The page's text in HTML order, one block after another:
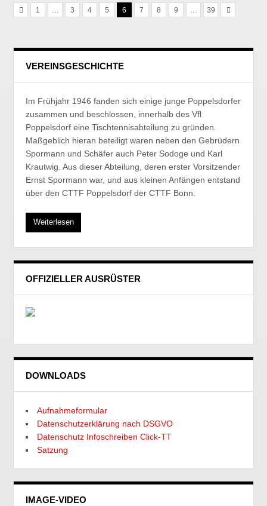
1 … 3 4 5 6 7 8 9 … 39
VEREINSGESCHICHTE
Im Frühjahr 1946 fanden sich einige junge Poppelsdorfer
zusammen und beschlossen, innerhalb des Vfl
Poppelsdorf eine Tischtennisabteilung zu gründen.
Maßgeblich hieran beteiligt waren neben den Gebrüdern
Spormann und Schäfer auch Peter Sodoge und Karl
Krautwig. Aus dieser Abteilung, deren erster Vorsitzender
Ernst Spormann war, und aus kleinen Anfängen entstand
über den CTTF Poppelsdorf der CTTF Bonn.
Weiterlesen
OFFIZIELLER AUSRÜSTER
DOWNLOADS
Aufnahmeformular
Datenschutzerklärung nach DSGVO
Datenschutz Infoschreiben Click-TT
Satzung
IMAGE-VIDEO